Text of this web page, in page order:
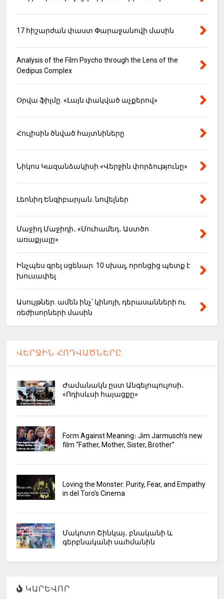
17 հիշարժան փաստ Փարաջանովի մասին
Analysis of the Film Psycho through the Lens of the
Oedipus Complex
Օրվա ֆիլմը. «Լայն փակված աչքերով»
Հուլիսին ծնված հայտնիները
Նիկոս Կազանձակիսի «Վերջին փորձությունը»
Լեոնիդ Ենգիբարյան. նովելներ
Մաջիդ Մաջիդի․ «Մուհամեդ․ Աստծո
առաքյալը»
Ինչպես գրել սցենար. 10 սխալ, որոնցից պետք է
խուսափել
Ասույթներ. ամեն ինչ՝ կինոյի, դերասանների ու
ռեժիսորների մասին
ՎԵՐՋԻՆ ՀՈԴՎԱԾՆԵՐԸ
Ժամանակն ըստ Անգելոպուլոսի․
«Ոդիսևսի հայացքը»
Form Against Meaning։ Jim Jarmusch's new
film “Father, Mother, Sister, Brother”
Loving the Monster: Purity, Fear, and Empathy
in del Toro’s Cinema
Մակոտո Շինկայ․ բնականի և
գերբնականի սահմանին
ԿԱՐԵՎՈՐ